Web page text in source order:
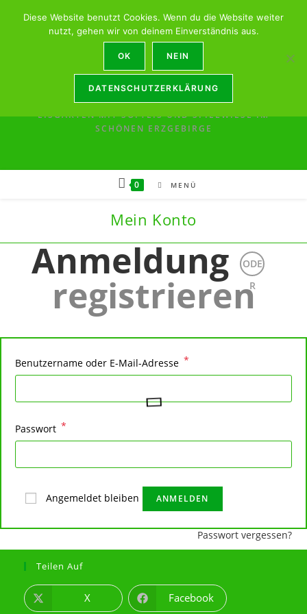
Eisgarten-Sonnenschein (Lösermühle) --- Saison --
Öffnungszeiten: März - Oktober: Mi - So: 13:00 - 18:00
EISGARTEN MIT SOFTEIS UND SPIELWIESE IM
SCHÖNEN ERZGEBIRGE
0 MENÜ
Mein Konto
Anmeldung
ODE
R
registrieren
Benutzername oder E-Mail-Adresse *
Passwort *
Angemeldet bleiben ANMELDEN
Passwort vergessen?
Teilen Auf
X Facebook
Diese Website benutzt Cookies. Wenn du die Website weiter
nutzt, gehen wir von deinem Einverständnis aus.
OK NEIN
DATENSCHUTZERKLÄRUNG